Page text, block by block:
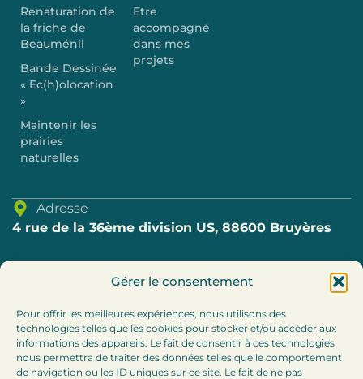
Gérer le consentement
Pour offrir les meilleures expériences, nous utilisons des
technologies telles que les cookies pour stocker et/ou accéder aux
informations des appareils. Le fait de consentir à ces technologies
nous permettra de traiter des données telles que le comportement
de navigation ou les ID uniques sur ce site. Le fait de ne pas
Renaturation de
la friche de
Beauménil
Bande Dessinée
« Ec(h)olocation
»
Maintenir les
prairies
naturelles
Etre
accompagné
dans mes
projets
Adresse
4 rue de la 36ème division US, 88600 Bruyères
E-mail
accueil@cc-bruyeres.fr